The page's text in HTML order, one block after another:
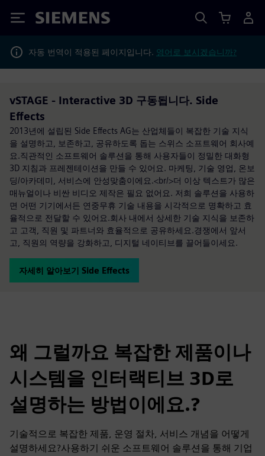
Siemens
자동 번역이 적용된 페이지입니다. 영어로 보시겠습니까?
vSTAGE - Interactive 3D 구동됩니다. Side
Effects
2013년에 설립된 Side Effects AG는 산업체들이 복잡한 기술 지식
을 설명하고, 보존하고, 공유하도록 돕는 스위스 소프트웨어 회사예
요.직관적인 소프트웨어 솔루션을 통해 사용자들이 정밀한 대화형
3D 지침과 프레젠테이션을 만들 수 있어요. 마케팅, 기술 영업, 온보
딩/아카데미, 서비스에 안성맞춤이에요.<br/>더 이상 텍스트가 많은
매뉴얼이나 비싼 비디오 제작은 필요 없어요. 저희 솔루션을 사용하
면 어떤 기기에서든 연중무휴 기술 내용을 시각적으로 명확하고 효
율적으로 전달할 수 있어요.회사 내에서 상세한 기술 지식을 보존하
고 고객, 직원 및 파트너와 효율적으로 공유하세요.경쟁에서 앞서
고, 직원의 역량을 강화하고, 디지털 네이티브를 끌어들이세요.
자세히 알아보기 Side Effects
왜 그럴까요 복잡한 제품이나
시스템을 인터랙티브 3D로
설명하는 방법이에요.?
기술적으로 복잡한 제품, 운영 절차, 서비스 개념을 어떻게
설명하세요?사용하기 쉬운 소프트웨어 솔루션을 통해 기업